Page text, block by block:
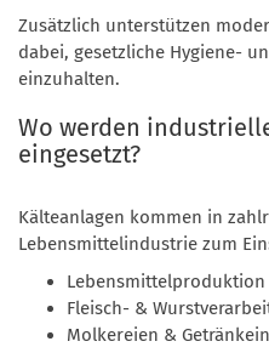
Zusätzlich unterstützen
dabei, gesetzliche Hygiene-
einzuhalten.
Wo werden
eingesetzt?
Kälteanlagen kommen in
Lebensmittelindustrie zum
Lebensmittelproduktion
Fleisch- &
Molkereien &